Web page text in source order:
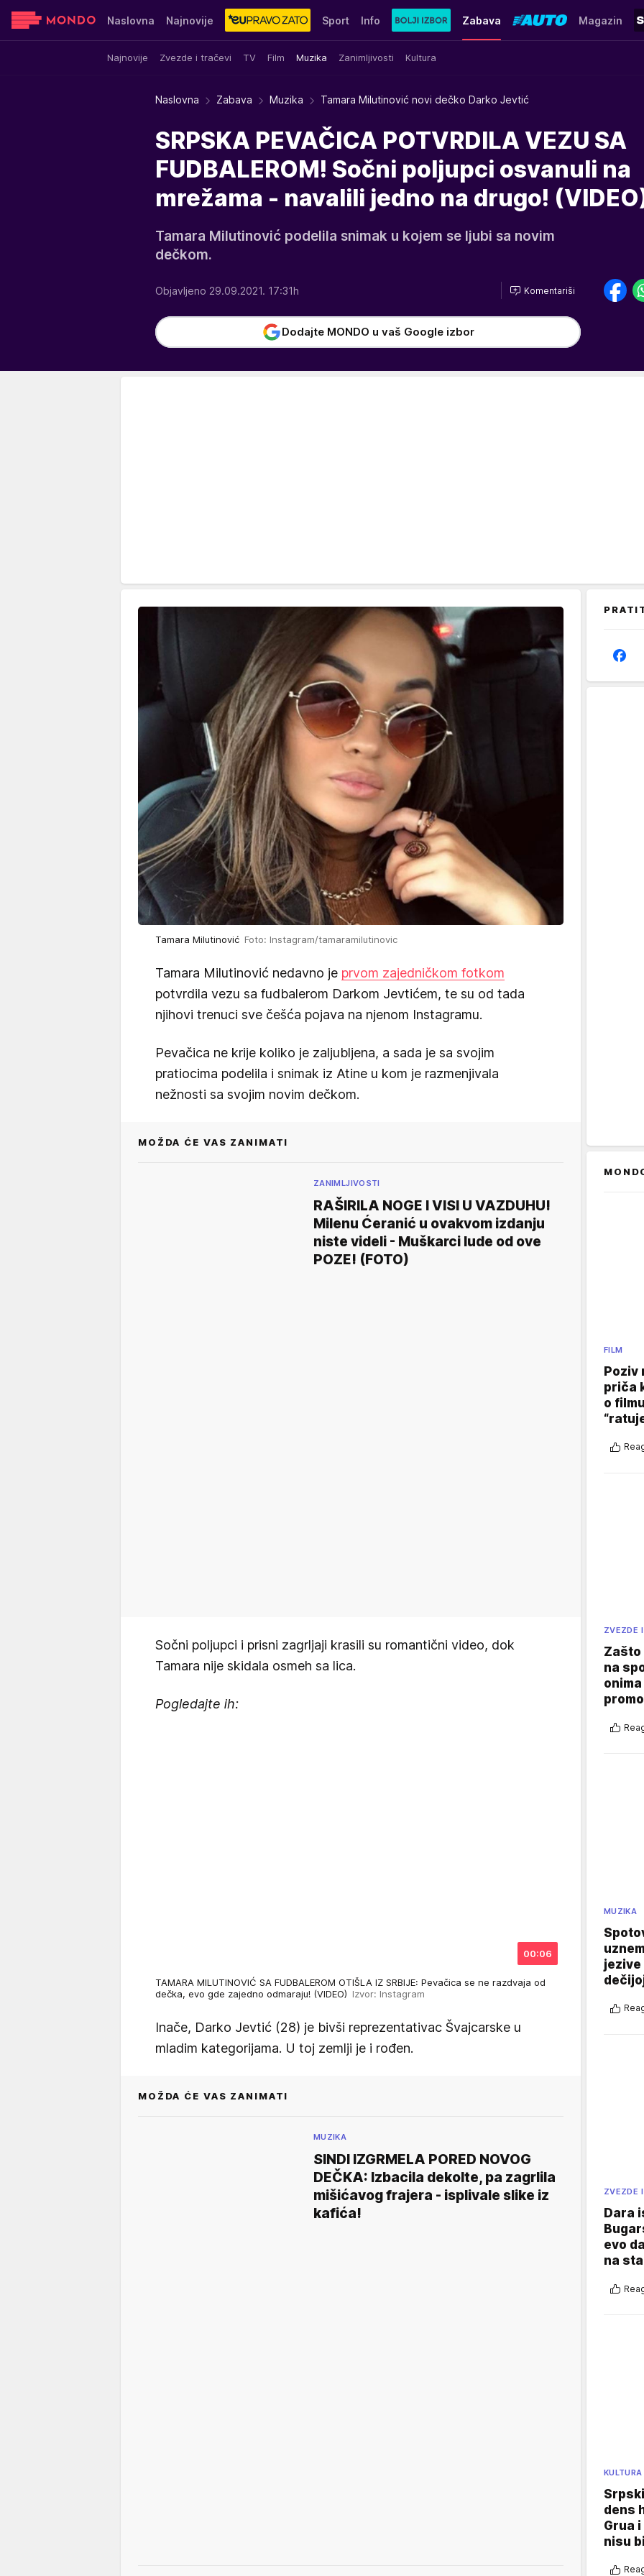
Naslovna Najnovije Sport Info Zabava
Najnovije Zvezde i tračevi TV Film Muzika Zanimljivosti Kultura
Magazin
Sensa Stvar ukusa Yumama
Naslovna Zabava Muzika Tamara Milutinović novi dečko Darko Jevtić
SRPSKA PEVAČICA POTVRDILA VEZU SA
FUDBALEROM! Sočni poljupci osvanuli na
mrežama - navalili jedno na drugo!
Tamara Milutinović podelila snimak u kojem se ljubi sa novim
dečkom.
Objavljeno 29.09.2021. 17:31h Komentariši
Dodajte MONDO u vaš Google izbor
Tamara Milutinović Foto: Instagram/tamaramilutinovic
Tamara Milutinović nedavno je prvom zajedničkom fotkom
potvrdila vezu sa fudbalerom Darkom Jevtićem, te su od tada
njihovi trenuci sve češća pojava na njenom Instagramu.
Pevačica ne krije koliko je zaljubljena, a sada je sa svojim
pratiocima podelila i snimak iz Atine u kom je razmenjivala
nežnosti sa svojim novim dečkom.
MOŽDA ĆE VAS ZANIMATI
ZANIMLJIVOSTI
RAŠIRILA NOGE I VISI U VAZDUHU!
Milenu Ćeranić u ovakvom izdanju
niste videli - Muškarci lude od ove
POZE! (FOTO)
Sočni poljupci i prisni zagrljaji krasili su romantični video, dok
Tamara nije skidala osmeh sa lica.
Pogledajte ih:
00:06
TAMARA MILUTINOVIĆ SA FUDBALEROM OTIŠLA IZ SRBIJE: Pevačica se ne razdvaja od
dečka, evo gde zajedno odmaraju! (VIDEO) Izvor: Instagram
Inače, Darko Jevtić (28) je bivši reprezentativac Švajcarske u
mladim kategorijama. U toj zemlji je i rođen.
MOŽDA ĆE VAS ZANIMATI
MUZIKA
SINDI IZGRMELA PORED NOVOG
DEČKA: Izbacila dekolte, pa zagrlila
mišićavog frajera - isplivale slike iz
kafića!
FILM
Poziv
priča
o
ZVEZDE
Zašto
na
MUZIKA
jezive
ZVEZDE
Dara
evo
na
KULTURA
dens
Grua
nisu